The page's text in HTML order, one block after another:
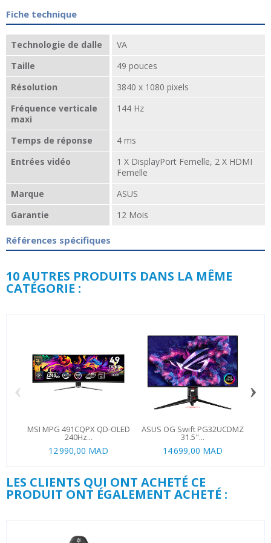
Fiche technique
Technologie de dalle
VA
Taille
49 pouces
Résolution
3840 x 1080 pixels
Fréquence verticale
maxi
144 Hz
Temps de réponse
4 ms
Entrées vidéo
1 X DisplayPort Femelle, 2 X HDMI
Femelle
Marque
ASUS
Garantie
12 Mois
Références spécifiques
10 AUTRES PRODUITS DANS LA MÊME
CATÉGORIE :
MSI MPG 491CQPX QD-OLED
240Hz...
12 990,00 MAD
ASUS OG Swift PG32UCDMZ
31.5"...
14 699,00 MAD
‹ ›
LES CLIENTS QUI ONT ACHETÉ CE
PRODUIT ONT ÉGALEMENT ACHETÉ :